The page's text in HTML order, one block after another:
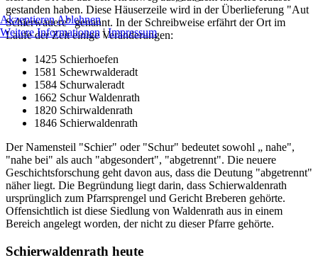
gestanden haben. Diese Häuserzeile wird in der Überlieferung "Aut
Schierwauere" genannt. In der Schreibweise erfährt der Ort im
Laufe der Zeit einige Veränderungen:
1425 Schierhoefen
1581 Schewrwalderadt
1584 Schurwaleradt
1662 Schur Waldenrath
1820 Schirwaldenrath
1846 Schierwaldenrath
Der Namensteil "Schier" oder "Schur" bedeutet sowohl „ nahe",
"nahe bei" als auch "abgesondert", "abgetrennt". Die neuere
Geschichtsforschung geht davon aus, dass die Deutung "abgetrennt"
näher liegt. Die Begründung liegt darin, dass Schierwaldenrath
ursprünglich zum Pfarrsprengel und Gericht Breberen gehörte.
Offensichtlich ist diese Siedlung von Waldenrath aus in einem
Bereich angelegt worden, der nicht zu dieser Pfarre gehörte.
Schierwaldenrath heute
AkzeptierenAblehnen
Weitere Informationen |Impressum